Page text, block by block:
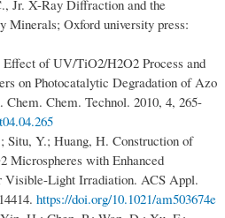
Jr. X-Ray Diffraction and the
Minerals; Oxford university press:
of UV/TiO2/H2O2 Process and
on Photocatalytic Degradation of Azo
Chem. Technol. 2010, 4, 265-
Y.; Huang, H. Construction of
Microspheres with Enhanced
Visible-Light Irradiation. ACS Appl.
https://doi.org/10.1021/am503674e